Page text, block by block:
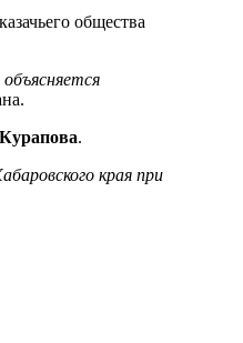
общества
.
края при